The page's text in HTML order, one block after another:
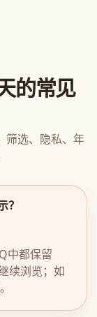
的常见
筛选、隐私、年
？
中都保留
续浏览；如